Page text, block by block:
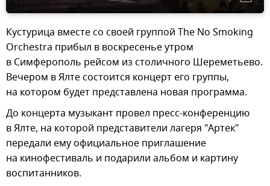
Кустурица вместе со своей группой The No Smoking
Orchestra прибыл в воскресенье утром
в Симферополь рейсом из столичного Шереметьево.
Вечером в Ялте состоится концерт его группы,
на котором будет представлена новая программа.
До концерта музыкант провел пресс-конференцию
в Ялте, на которой представители лагеря "Артек"
передали ему официальное приглашение
на кинофестиваль и подарили альбом и картину
воспитанников.